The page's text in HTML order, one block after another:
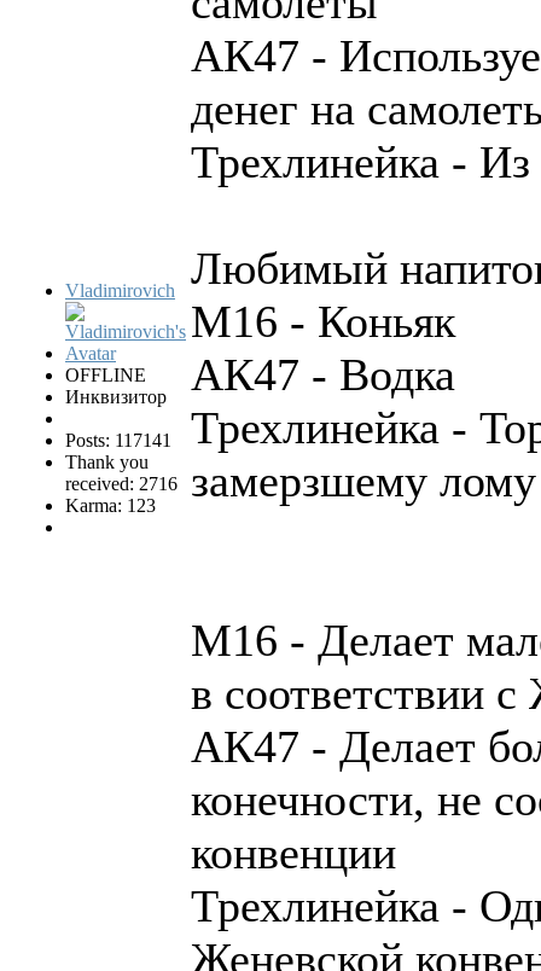
Vladimirovich
OFFLINE
Инквизитор
Posts: 117141
Thank you
received: 2716
Karma: 123
АК47 -
денег на
Трехлинейка -
Любимый
М16 - Коньяк
АК47 - Водка
Трехлинейка -
замерзшему лому
М16 - Делает
в соответствии
АК47 - Делает
конечности, не
конвенции
Трехлинейка -
Женевской